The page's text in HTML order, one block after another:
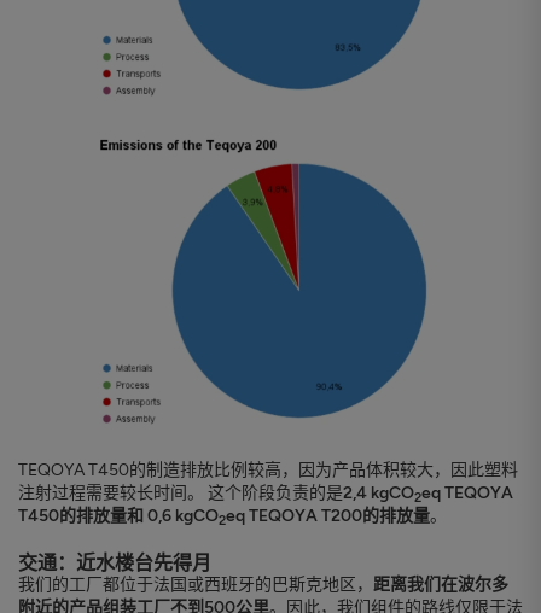
TEQOYA T450的制造排放比例较高，因为产品体积较大，因此塑料
注射过程需要较长时间。 这个阶段负责的是2,4 kgCO2eq TEQOYA
T450的排放量和 0,6 kgCO2eq TEQOYA T200的排放量。
交通：近水楼台先得月
我们的工厂都位于法国或西班牙的巴斯克地区， 距离我们在波尔多
附近的产品组装工厂不到500公里。因此，我们组件的路线仅限于法